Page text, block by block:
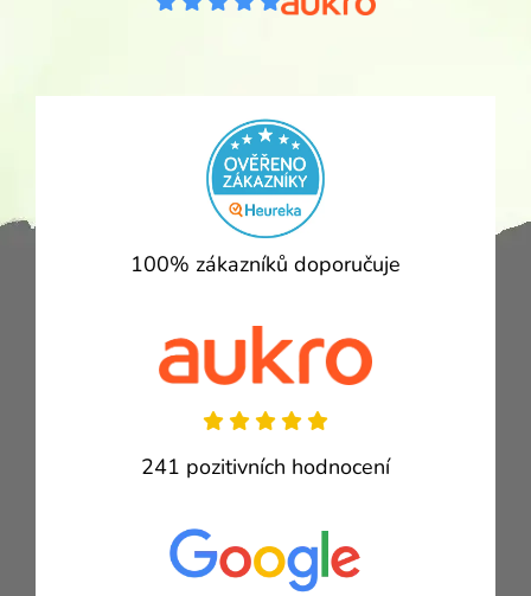
100% zákazníků doporučuje
241 pozitivních hodnocení